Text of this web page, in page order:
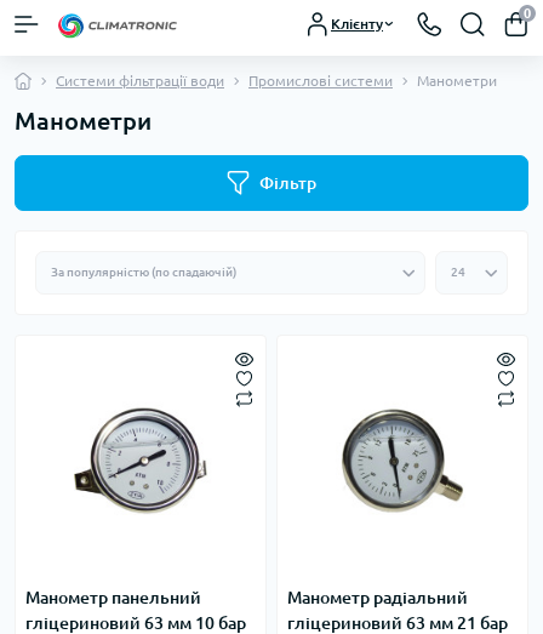
Клієнту
0
Системи фільтрації води Промислові системи Манометри
Манометри
Фільтр
Манометр панельний
гліцериновий 63 мм 10 бар
Манометр радіальний
гліцериновий 63 мм 21 бар